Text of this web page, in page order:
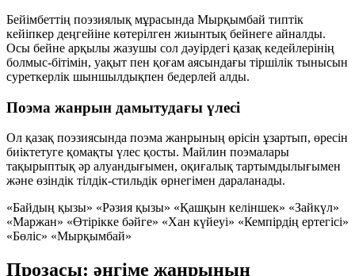
Бейімбеттің поэзиялық мұрасында Мырқымбай типтік
кейіпкер деңгейіне көтерілген жиынтық бейнеге айналды.
Осы бейне арқылы жазушы сол дәуірдегі қазақ кедейлерінің
болмыс-бітімін, уақыт пен қоғам аясындағы тіршілік тынысын
суреткерлік шыншылдықпен бедерлей алды.
Поэма жанрын дамытудағы үлесі
Ол қазақ поэзиясында поэма жанрының өрісін ұзартып, өресін
биіктетуге қомақты үлес қосты. Майлин поэмалары
тақырыптық әр алуандығымен, оқиғалық тартымдылығымен
және өзіндік тілдік-стильдік өрнегімен дараланады.
«Байдың қызы» «Рәзия қызы» «Қашқын келіншек» «Зайкүл»
«Маржан» «Өтірікке бәйге» «Хан күйеуі» «Кемпірдің ертегісі»
«Бөліс» «Мырқымбай»
Прозасы: әңгіме жанрының